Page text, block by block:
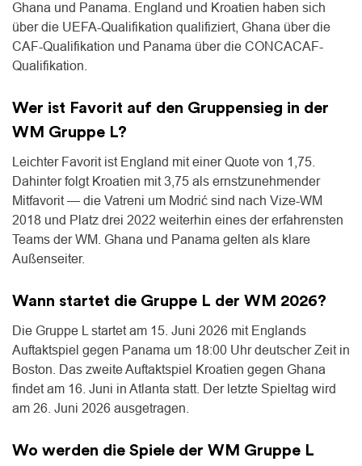
Ghana und Panama. England und Kroatien haben sich
über die UEFA-Qualifikation qualifiziert, Ghana über die
CAF-Qualifikation und Panama über die CONCACAF-
Qualifikation.
Wer ist Favorit auf den Gruppensieg in der
WM Gruppe L?
Leichter Favorit ist England mit einer Quote von 1,75.
Dahinter folgt Kroatien mit 3,75 als ernstzunehmender
Mitfavorit — die Vatreni um Modrić sind nach Vize-WM
2018 und Platz drei 2022 weiterhin eines der erfahrensten
Teams der WM. Ghana und Panama gelten als klare
Außenseiter.
Wann startet die Gruppe L der WM 2026?
Die Gruppe L startet am 15. Juni 2026 mit Englands
Auftaktspiel gegen Panama um 18:00 Uhr deutscher Zeit in
Boston. Das zweite Auftaktspiel Kroatien gegen Ghana
findet am 16. Juni in Atlanta statt. Der letzte Spieltag wird
am 26. Juni 2026 ausgetragen.
Wo werden die Spiele der WM Gruppe L